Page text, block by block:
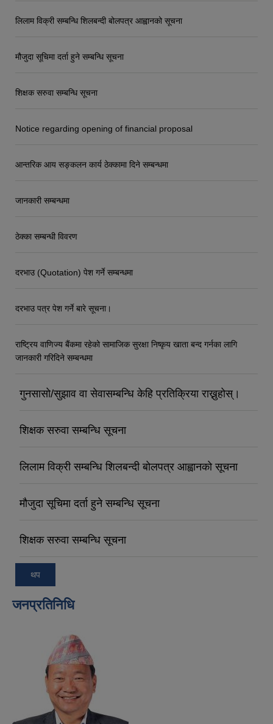
लिलाम विक्री सम्बन्धि शिलबन्दी बोलपत्र आह्वानको सूचना
मौजुदा सूचिमा दर्ता हुने सम्बन्धि सूचना
शिक्षक सरुवा सम्बन्धि सूचना
Notice regarding opening of financial proposal
आन्तरिक आय सङ्कलन कार्य ठेक्कामा दिने सम्बन्धमा
जानकारी सम्बन्धमा
ठेक्का सम्बन्धी विवरण
दरभाउ (Quotation) पेश गर्ने सम्बन्धमा
दरभाउ पत्र पेश गर्ने बारे सूचना।
राष्ट्रिय वाणिज्य बैंकमा रहेको सामाजिक सुरक्षा निष्कृय खाता बन्द गर्नका लागि
जानकारी गरिदिने सम्बन्धमा
गुनसासो/सुझाव वा सेवासम्बन्धि केहि प्रतिक्रिया राख्नुहोस्।
शिक्षक सरुवा सम्बन्धि सूचना
लिलाम विक्री सम्बन्धि शिलबन्दी बोलपत्र आह्वानको सूचना
मौजुदा सूचिमा दर्ता हुने सम्बन्धि सूचना
शिक्षक सरुवा सम्बन्धि सूचना
थप
जनप्रतिनिधि